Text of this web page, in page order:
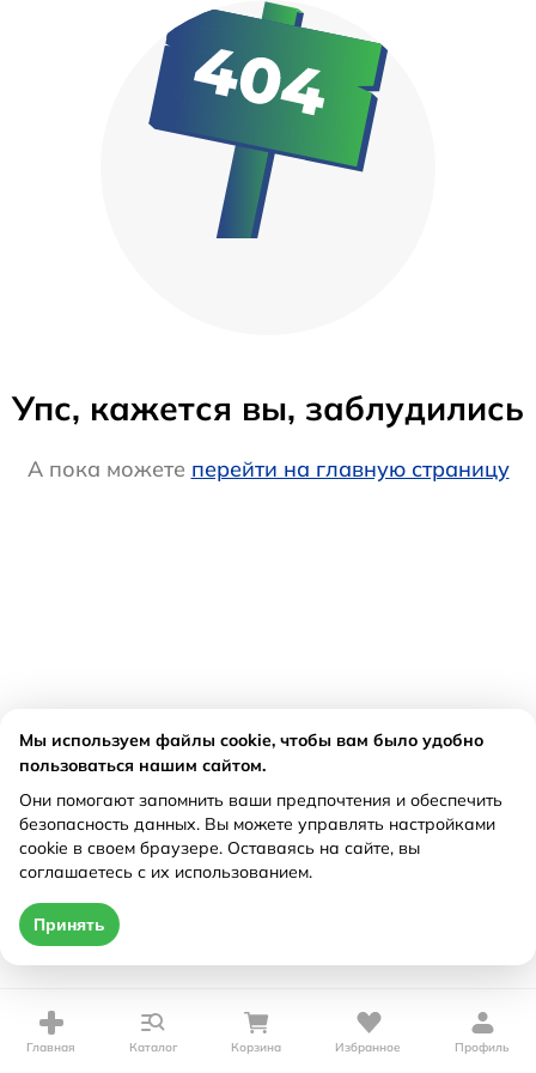
Упс, кажется вы, заблудились
А пока можете перейти на главную страницу
Главная Каталог Корзина Избранное Профиль
Мы используем файлы cookie, чтобы вам было удобно
пользоваться нашим сайтом.
Они помогают запомнить ваши предпочтения и обеспечить
безопасность данных. Вы можете управлять настройками
cookie в своем браузере. Оставаясь на сайте, вы
соглашаетесь с их использованием.
Принять